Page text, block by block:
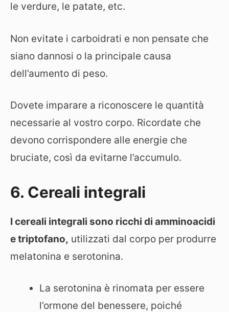
le verdure, le patate, etc.
Non evitate i carboidrati e non pensate che
siano dannosi o la principale causa
dell’aumento di peso.
Dovete imparare a riconoscere le quantità
necessarie al vostro corpo. Ricordate che
devono corrispondere alle energie che
bruciate, così da evitarne l’accumulo.
6. Cereali integrali
I cereali integrali sono ricchi di amminoacidi
e triptofano, utilizzati dal corpo per produrre
melatonina e serotonina.
La serotonina è rinomata per essere
l’ormone del benessere, poiché